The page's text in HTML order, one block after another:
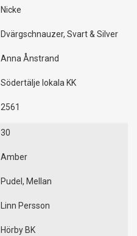
Nicke
Dvärgschnauzer, Svart & Silver
Anna Ånstrand
Södertälje lokala KK
2561
30
Amber
Pudel, Mellan
Linn Persson
Hörby BK